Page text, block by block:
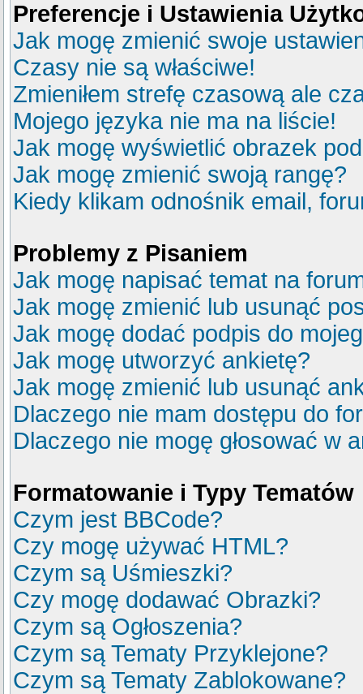
Preferencje i Ustawienia
Jak mogę zmienić swoje
Czasy nie są właściwe!
Zmieniłem strefę czasową ale
Mojego języka nie ma na liście!
Jak mogę wyświetlić obrazek
Jak mogę zmienić swoją rangę?
Kiedy klikam odnośnik email,
Problemy z Pisaniem
Jak mogę napisać temat na
Jak mogę zmienić lub usunąć
Jak mogę dodać podpis do
Jak mogę utworzyć ankietę?
Jak mogę zmienić lub usunąć
Dlaczego nie mam dostępu do
Dlaczego nie mogę głosować w
Formatowanie i Typy Tematów
Czym jest BBCode?
Czy mogę używać HTML?
Czym są Uśmieszki?
Czy mogę dodawać Obrazki?
Czym są Ogłoszenia?
Czym są Tematy Przyklejone?
Czym są Tematy Zablokowane?